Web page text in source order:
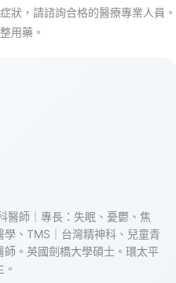
狀，請諮詢合格的醫療專業人員。
用藥。
醫師｜專長：失眠、憂鬱、焦
、TMS｜台灣精神科、兒童青
。英國劍橋大學碩士。環太平